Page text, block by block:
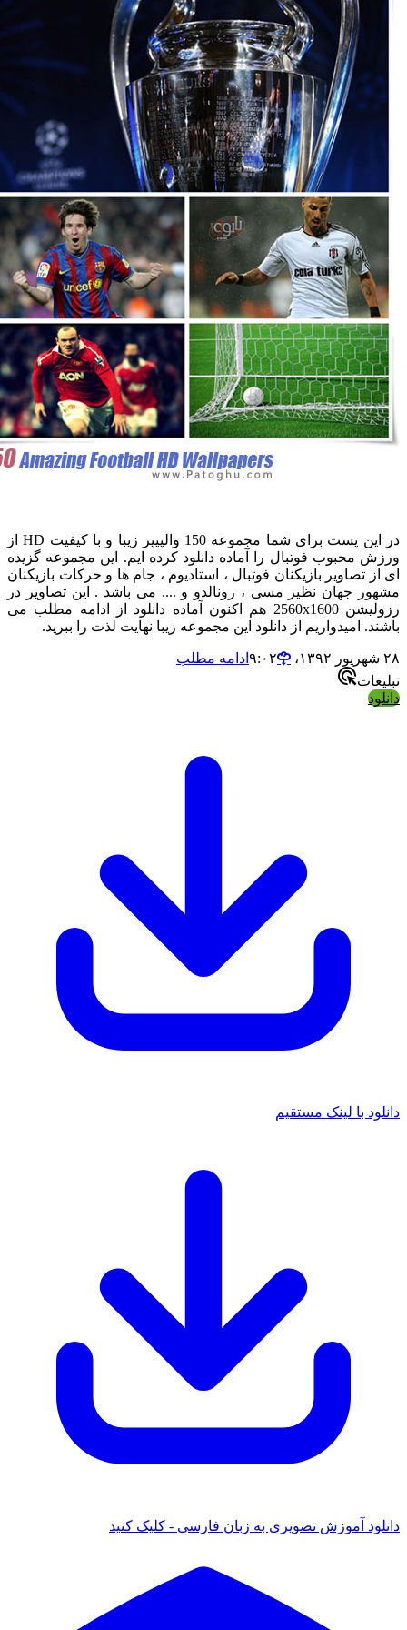
در این پست برای شما مجموعه 150 والپیپر زیبا و با کیفیت HD از
محبوب فوتبال را آماده دانلود کرده ایم. این مجموعه گزیده
تصاویر بازیکنان فوتبال ، استادیوم ، جام ها و حرکات بازیکنان
جهان نظیر مسی ، رونالدو و .... می باشد . این تصاویر در
رزولیشن 2560x1600 هم اکنون آماده دانلود از ادامه مطلب می
امیدواریم از دانلود این مجموعه زیبا نهایت لذت را ببرید.
ادامه مطلب
با لینک مستقیم
آموزش تصویری به زبان فارسی - کلیک کنید